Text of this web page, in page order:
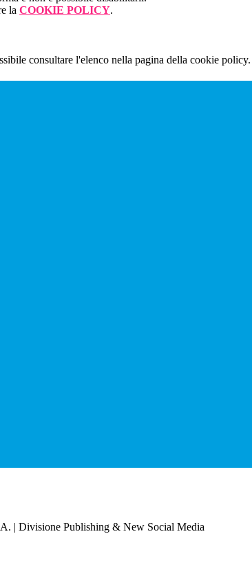
la COOKIE POLICY.
consultare l'elenco nella pagina della cookie policy.
| Divisione Publishing & New Social Media